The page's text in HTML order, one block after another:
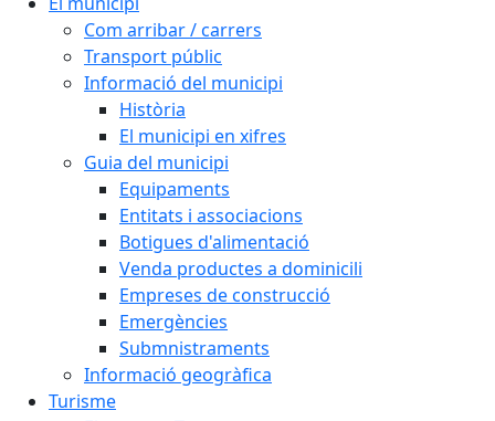
Com arribar / carrers
Transport públic
Informació del municipi
Història
El municipi en xifres
Guia del municipi
Equipaments
Entitats i associacions
Botigues d'alimentació
Venda productes a dominicili
Empreses de construcció
Emergències
Submnistraments
Informació geogràfica
Turisme